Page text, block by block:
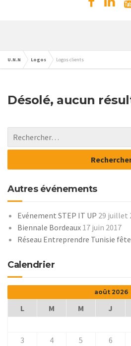
U.N.N Logos Logos clients
Désolé, aucun
Autres événements
Evénement STEP IT UP 29 juillet
Biennale Bordeaux 17 juin 2017
Réseau Entreprendre Tunisie fête
Calendrier
août 2026
L M M J
3
4 5 6